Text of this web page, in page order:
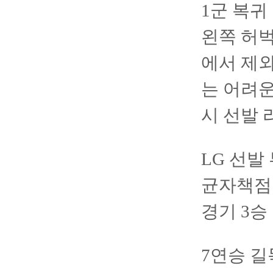
1군 복
왼쪽 허
에서 제
는 어려
시 선발
LG 선발
균자책
경기 3
7연승